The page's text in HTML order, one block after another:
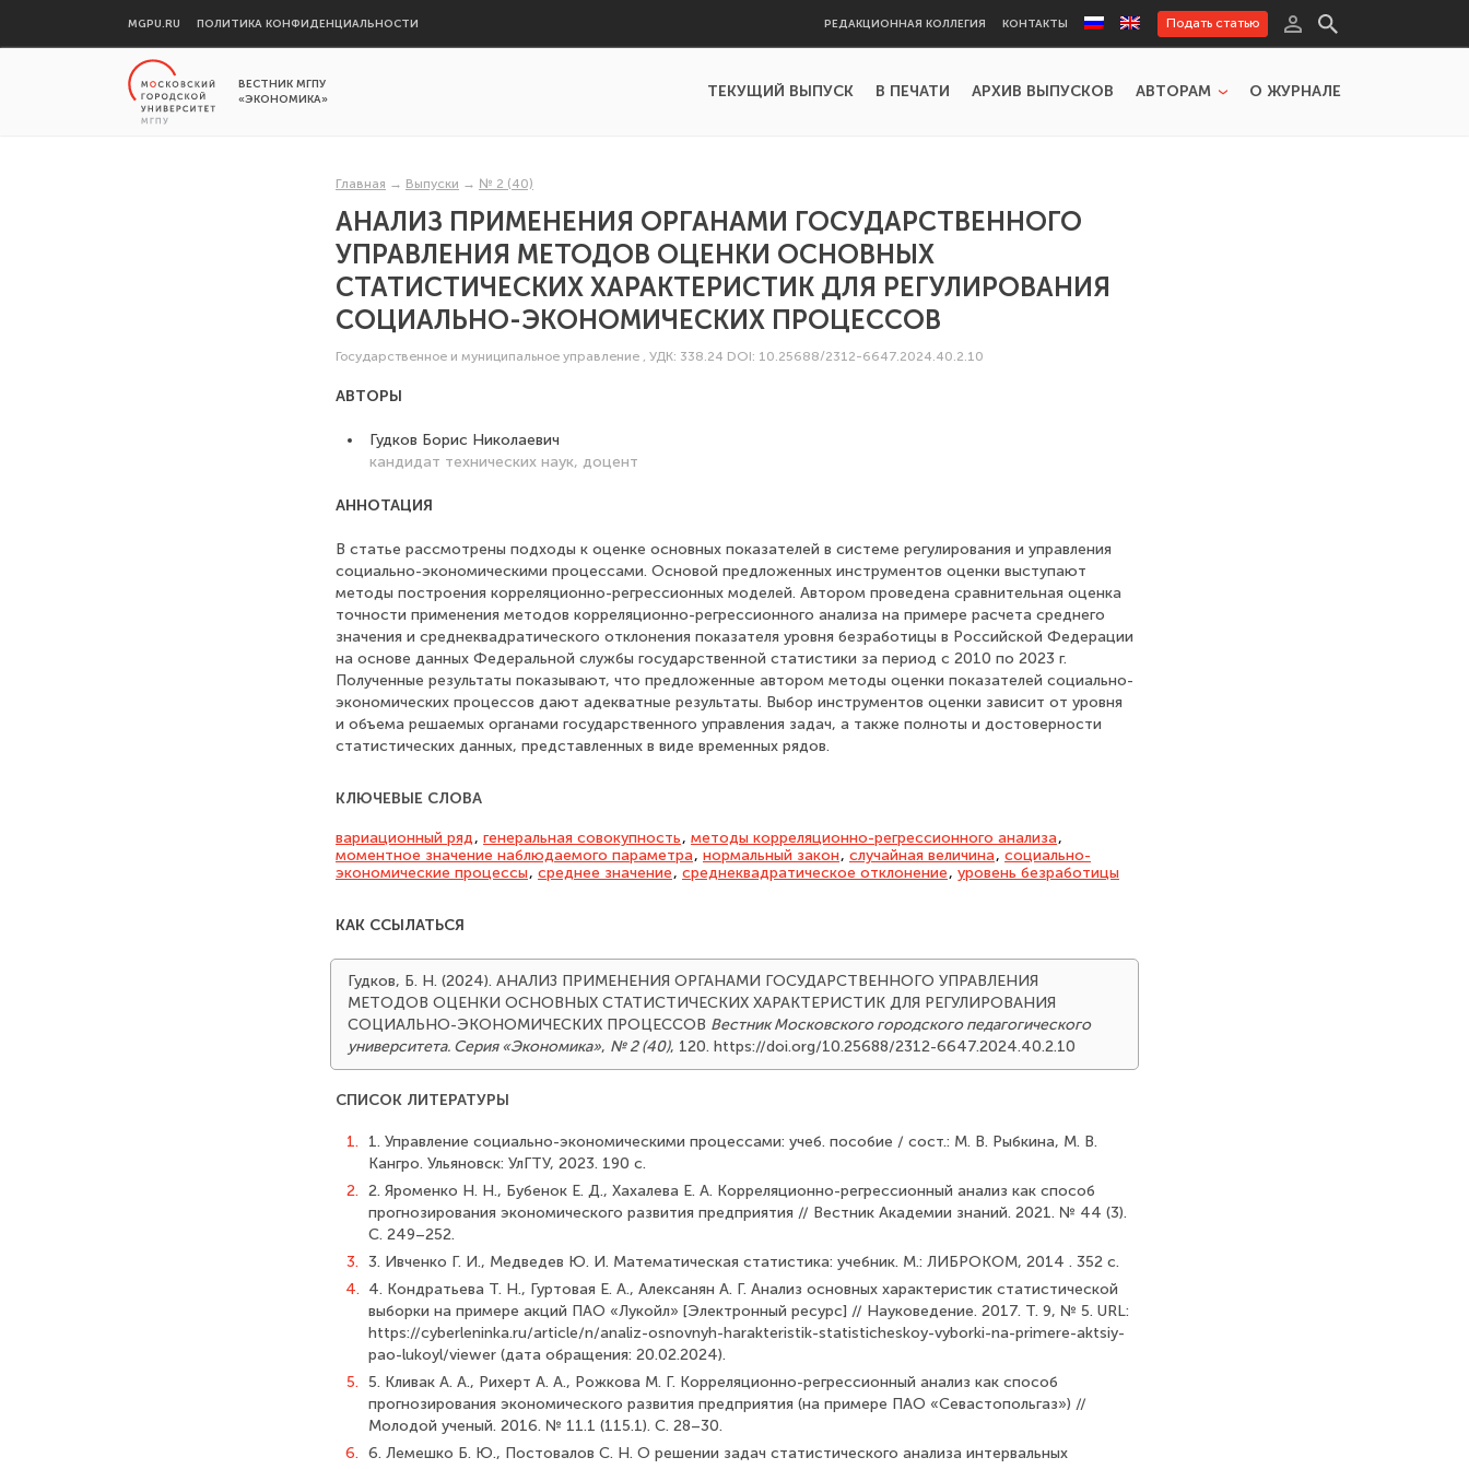
MGPU.RU ПОЛИТИКА КОНФИДЕНЦИАЛЬНОСТИ РЕДАКЦИОННАЯ КОЛЛЕГИЯ КОНТАКТЫ Подать статью
ВЕСТНИК МГПУ
«ЭКОНОМИКА»
ТЕКУЩИЙ ВЫПУСК В ПЕЧАТИ АРХИВ ВЫПУСКОВ АВТОРАМ О ЖУРНАЛЕ
Главная → Выпуски → № 2 (40)
АНАЛИЗ ПРИМЕНЕНИЯ ОРГАНАМИ ГОСУДАРСТВЕННОГО
УПРАВЛЕНИЯ МЕТОДОВ ОЦЕНКИ ОСНОВНЫХ
СТАТИСТИЧЕСКИХ ХАРАКТЕРИСТИК ДЛЯ РЕГУЛИРОВАНИЯ
СОЦИАЛЬНО-ЭКОНОМИЧЕСКИХ ПРОЦЕССОВ
Государственное и муниципальное управление , УДК: 338.24 DOI: 10.25688/2312-6647.2024.40.2.10
АВТОРЫ
Гудков Борис Николаевич
кандидат технических наук, доцент
АННОТАЦИЯ
В статье рассмотрены подходы к оценке основных показателей в системе регулирования и управления
социально-экономическими процессами. Основой предложенных инструментов оценки выступают
методы построения корреляционно-регрессионных моделей. Автором проведена сравнительная оценка
точности применения методов корреляционно-регрессионного анализа на примере расчета среднего
значения и среднеквадратического отклонения показателя уровня безработицы в Российской Федерации
на основе данных Федеральной службы государственной статистики за период с 2010 по 2023 г.
Полученные результаты показывают, что предложенные автором методы оценки показателей социально-
экономических процессов дают адекватные результаты. Выбор инструментов оценки зависит от уровня
и объема решаемых органами государственного управления задач, а также полноты и достоверности
статистических данных, представленных в виде временных рядов.
КЛЮЧЕВЫЕ СЛОВА
вариационный ряд, генеральная совокупность, методы корреляционно-регрессионного анализа,
моментное значение наблюдаемого параметра, нормальный закон, случайная величина, социально-
экономические процессы, среднее значение, среднеквадратическое отклонение, уровень безработицы
КАК ССЫЛАТЬСЯ
Гудков, Б. Н. (2024). АНАЛИЗ ПРИМЕНЕНИЯ ОРГАНАМИ ГОСУДАРСТВЕННОГО УПРАВЛЕНИЯ
МЕТОДОВ ОЦЕНКИ ОСНОВНЫХ СТАТИСТИЧЕСКИХ ХАРАКТЕРИСТИК ДЛЯ РЕГУЛИРОВАНИЯ
СОЦИАЛЬНО-ЭКОНОМИЧЕСКИХ ПРОЦЕССОВ Вестник Московского городского педагогического
университета. Серия «Экономика», № 2 (40), 120. https://doi.org/10.25688/2312-6647.2024.40.2.10
СПИСОК ЛИТЕРАТУРЫ
1.
1. Управление социально-экономическими процессами: учеб. пособие / сост.: М. В. Рыбкина, М. В.
Кангро. Ульяновск: УлГТУ, 2023. 190 с.
2. 2. Яроменко Н. Н., Бубенок Е. Д., Хахалева Е. A. Корреляционно-регрессионный анализ как способ
прогнозирования экономического развития предприятия // Вестник Академии знаний. 2021. № 44 (3).
С. 249–252.
3. 3. Ивченко Г. И., Медведев Ю. И. Математическая статистика: учебник. М.: ЛИБРОКОМ, 2014 . 352 с.
4. 4. Кондратьева Т. Н., Гуртовая Е. А., Алексанян А. Г. Анализ основных характеристик статистической
выборки на примере акций ПАО «Лукойл» [Электронный ресурс] // Науковедение. 2017. Т. 9, № 5. URL:
https://cyberleninka.ru/article/n/analiz-osnovnyh-harakteristik-statisticheskoy-vyborki-na-primere-aktsiy-
pao-lukoyl/viewer (дата обращения: 20.02.2024).
5. 5. Кливак А. А., Рихерт А. А., Рожкова М. Г. Корреляционно-регрессионный анализ как способ
прогнозирования экономического развития предприятия (на примере ПАО «Севастопольгаз») //
Молодой ученый. 2016. № 11.1 (115.1). С. 28–30.
6. 6. Лемешко Б. Ю., Постовалов С. Н. О решении задач статистического анализа интервальных